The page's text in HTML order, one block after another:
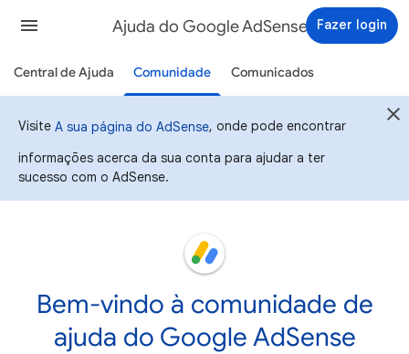
Ajuda do Google AdSense Fazer login
Central de Ajuda Comunidade Comunicados
Visite A sua página do AdSense, onde pode encontrar
informações acerca da sua conta para ajudar a ter
sucesso com o AdSense.
Bem-vindo à comunidade de
ajuda do Google AdSense